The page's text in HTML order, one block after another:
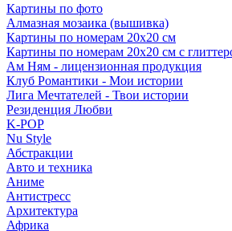
Картины по фото
Алмазная мозаика (вышивка)
Картины по номерам 20х20 см
Картины по номерам 20х20 см с
Ам Ням - лицензионная продукция
Клуб Романтики - Мои истории
Лига Мечтателей - Твои истории
Резиденция Любви
K-POP
Nu Style
Абстракции
Авто и техника
Аниме
Антистресс
Архитектура
Африка